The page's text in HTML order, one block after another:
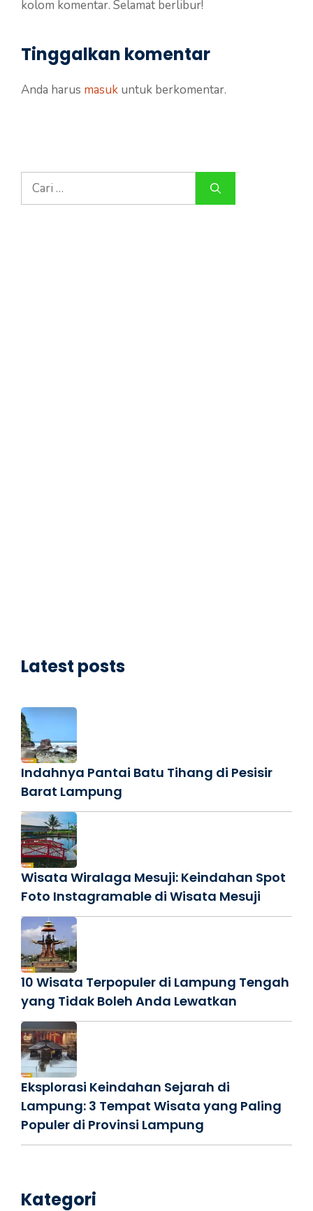
kolom komentar. Selamat berlibur!
Tinggalkan komentar
Anda harus masuk untuk berkomentar.
Cari
untuk:
Latest posts
Indahnya Pantai Batu Tihang di Pesisir
Barat Lampung
Wisata Wiralaga Mesuji: Keindahan Spot
Foto Instagramable di Wisata Mesuji
10 Wisata Terpopuler di Lampung Tengah
yang Tidak Boleh Anda Lewatkan
Eksplorasi Keindahan Sejarah di
Lampung: 3 Tempat Wisata yang Paling
Populer di Provinsi Lampung
Kategori